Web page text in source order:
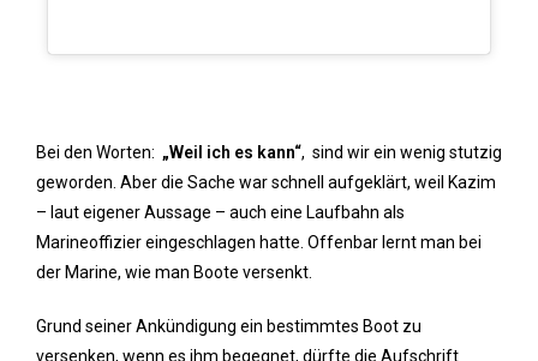
Bei den Worten: „Weil ich es kann“, sind wir ein wenig stutzig
geworden. Aber die Sache war schnell aufgeklärt, weil Kazim
– laut eigener Aussage – auch eine Laufbahn als
Marineoffizier eingeschlagen hatte. Offenbar lernt man bei
der Marine, wie man Boote versenkt.
Grund seiner Ankündigung ein bestimmtes Boot zu
versenken, wenn es ihm begegnet, dürfte die Aufschrift